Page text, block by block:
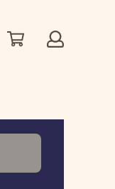
Winkelwagen
Account